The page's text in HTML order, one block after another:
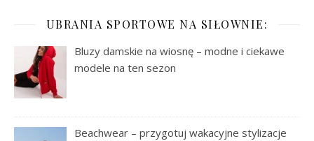
UBRANIA SPORTOWE NA SIŁOWNIE:
Bluzy damskie na wiosnę – modne i ciekawe
modele na ten sezon
Beachwear – przygotuj wakacyjne stylizacje